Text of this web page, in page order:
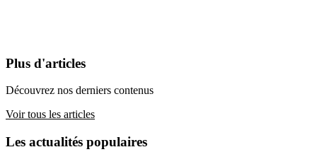
Plus d'articles
Découvrez nos derniers contenus
Voir tous les articles
Les actualités populaires